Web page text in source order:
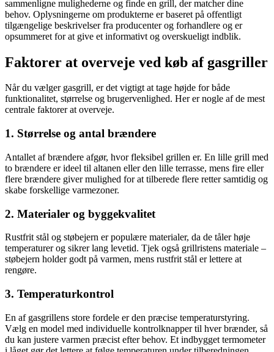
sammenligne mulighederne og finde en grill, der matcher dine
behov. Oplysningerne om produkterne er baseret på offentligt
tilgængelige beskrivelser fra producenter og forhandlere og er
opsummeret for at give et informativt og overskueligt indblik.
Faktorer at overveje ved køb af gasgriller
Når du vælger gasgrill, er det vigtigt at tage højde for både
funktionalitet, størrelse og brugervenlighed. Her er nogle af de mest
centrale faktorer at overveje.
1. Størrelse og antal brændere
Antallet af brændere afgør, hvor fleksibel grillen er. En lille grill med
to brændere er ideel til altanen eller den lille terrasse, mens fire eller
flere brændere giver mulighed for at tilberede flere retter samtidig og
skabe forskellige varmezoner.
2. Materialer og byggekvalitet
Rustfrit stål og støbejern er populære materialer, da de tåler høje
temperaturer og sikrer lang levetid. Tjek også grillristens materiale –
støbejern holder godt på varmen, mens rustfrit stål er lettere at
rengøre.
3. Temperaturkontrol
En af gasgrillens store fordele er den præcise temperaturstyring.
Vælg en model med individuelle kontrolknapper til hver brænder, så
du kan justere varmen præcist efter behov. Et indbygget termometer